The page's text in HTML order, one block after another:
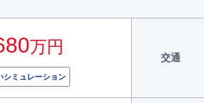
万円
シミュレーション
交通